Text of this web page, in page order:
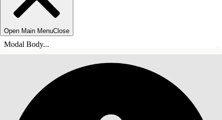
Open Main MenuClose
Modal Body...